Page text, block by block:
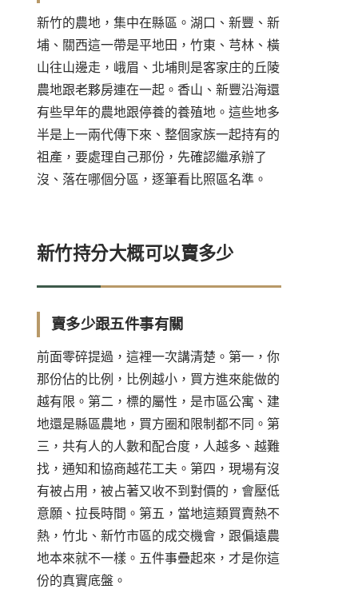
新竹的農地，集中在縣區。湖口、新豐、新
埔、關西這一帶是平地田，竹東、芎林、橫
山往山邊走，峨眉、北埔則是客家庄的丘陵
農地跟老夥房連在一起。香山、新豐沿海還
有些早年的農地跟停養的養殖地。這些地多
半是上一兩代傳下來、整個家族一起持有的
祖產，要處理自己那份，先確認繼承辦了
沒、落在哪個分區，逐筆看比照區名準。
新竹持分大概可以賣多少
賣多少跟五件事有關
前面零碎提過，這裡一次講清楚。第一，你
那份佔的比例，比例越小，買方進來能做的
越有限。第二，標的屬性，是市區公寓、建
地還是縣區農地，買方圈和限制都不同。第
三，共有人的人數和配合度，人越多、越難
找，通知和協商越花工夫。第四，現場有沒
有被占用，被占著又收不到對價的，會壓低
意願、拉長時間。第五，當地這類買賣熱不
熱，竹北、新竹市區的成交機會，跟偏遠農
地本來就不一樣。五件事疊起來，才是你這
份的真實底盤。